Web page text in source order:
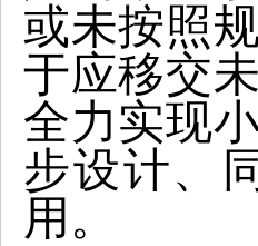
或未按照
于应移交
全力实现
步设计、
用。